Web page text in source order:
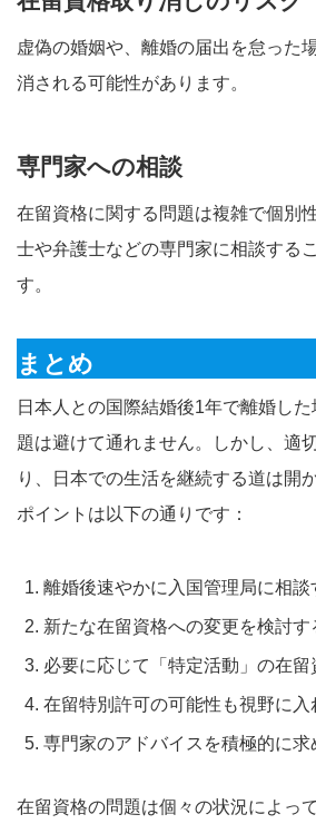
虚偽の婚姻や、離婚の届出を怠った
消される可能性があります。
専門家への相談
在留資格に関する問題は複雑で個別
士や弁護士などの専門家に相談する
す。
まとめ
日本人との国際結婚後1年で離婚し
題は避けて通れません。しかし、適
り、日本での生活を継続する道は開
ポイントは以下の通りです：
離婚後速やかに入国管理局に相談
新たな在留資格への変更を検討す
必要に応じて「特定活動」の在留
在留特別許可の可能性も視野に入
専門家のアドバイスを積極的に求
在留資格の問題は個々の状況によっ